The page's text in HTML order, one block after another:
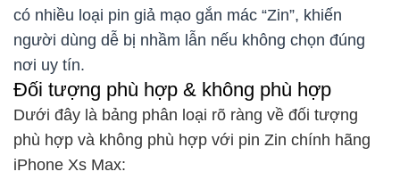
có nhiều loại pin giả mạo gắn mác “Zin”, khiến
người dùng dễ bị nhầm lẫn nếu không chọn đúng
nơi uy tín.
Đối tượng phù hợp & không phù hợp
Dưới đây là bảng phân loại rõ ràng về đối tượng
phù hợp và không phù hợp với pin Zin chính hãng
iPhone Xs Max: